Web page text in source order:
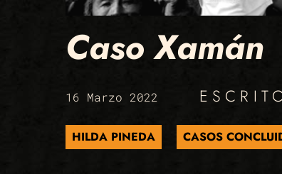
Caso Xamán
16 Marzo 2022
HILDA PINEDA CASOS